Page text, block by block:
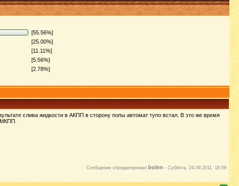
[55.56%]
[25.00%]
[11.11%]
[5.56%]
[2.78%]
слива жидкости в АКПП в сторону попы автомат тупо встал. В это же время
Сообщение отредактировал bolen - Суббота, 24.09.2011, 18:59